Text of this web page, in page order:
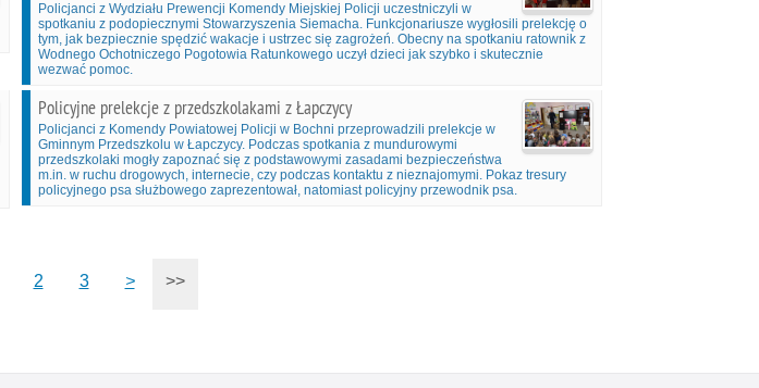
Policjanci z Wydziału Prewencji Komendy Miejskiej Policji uczestniczyli w
spotkaniu z podopiecznymi Stowarzyszenia Siemacha. Funkcjonariusze wygłosili prelekcję o
tym, jak bezpiecznie spędzić wakacje i ustrzec się zagrożeń. Obecny na spotkaniu ratownik z
Wodnego Ochotniczego Pogotowia Ratunkowego uczył dzieci jak szybko i skutecznie
wezwać pomoc.
Policyjne prelekcje z przedszkolakami z Łapczycy
Policjanci z Komendy Powiatowej Policji w Bochni przeprowadzili prelekcje w
Gminnym Przedszkolu w Łapczycy. Podczas spotkania z mundurowymi
przedszkolaki mogły zapoznać się z podstawowymi zasadami bezpieczeństwa
m.in. w ruchu drogowych, internecie, czy podczas kontaktu z nieznajomymi. Pokaz tresury
policyjnego psa służbowego zaprezentował, natomiast policyjny przewodnik psa.
2 3 > >>